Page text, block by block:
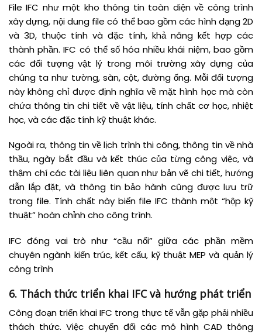
File IFC như một kho thông tin toàn diện về công trình
xây dựng, nội dung file có thể bao gồm các hình dạng 2D
và 3D, thuộc tính và đặc tính, khả năng kết hợp các
thành phần. IFC có thể số hóa nhiều khái niệm, bao gồm
các đối tượng vật lý trong môi trường xây dựng của
chúng ta như tường, sàn, cột, đường ống. Mỗi đối tượng
này không chỉ được định nghĩa về mặt hình học mà còn
chứa thông tin chi tiết về vật liệu, tính chất cơ học, nhiệt
học, và các đặc tính kỹ thuật khác.
Ngoài ra, thông tin về lịch trình thi công, thông tin về nhà
thầu, ngày bắt đầu và kết thúc của từng công việc, và
thậm chí các tài liệu liên quan như bản vẽ chi tiết, hướng
dẫn lắp đặt, và thông tin bảo hành cũng được lưu trữ
trong file. Tính chất này biến file IFC thành một “hộp kỹ
thuật” hoàn chỉnh cho công trình.
IFC đóng vai trò như “cầu nối” giữa các phần mềm
chuyên ngành kiến trúc, kết cấu, kỹ thuật MEP và quản lý
công trình
6. Thách thức triển khai IFC và hướng phát triển
Công đoạn triển khai IFC trong thực tế vẫn gặp phải nhiều
thách thức. Việc chuyển đổi các mô hình CAD thông